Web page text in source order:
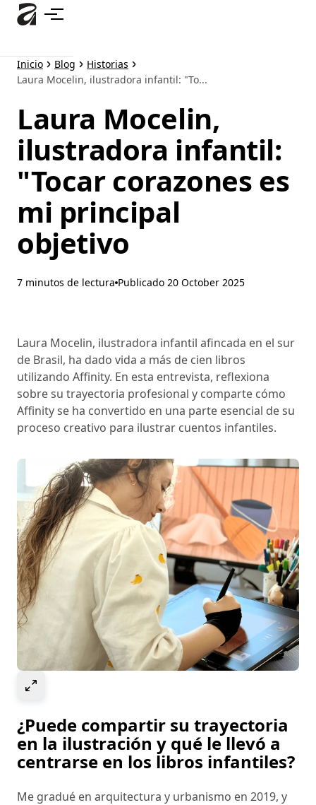
principal
Inicio Blog
Historias
Laura Mocelin, ilustradora infantil: "To...
Laura Mocelin,
ilustradora infantil:
"Tocar corazones es
mi principal
objetivo
7 minutos de lectura Publicado 20 October 2025
Laura Mocelin, ilustradora infantil afincada en el sur
de Brasil, ha dado vida a más de cien libros
utilizando Affinity. En esta entrevista, reflexiona
sobre su trayectoria profesional y comparte cómo
Affinity se ha convertido en una parte esencial de su
proceso creativo para ilustrar cuentos infantiles.
¿Puede compartir su trayectoria
en la ilustración y qué le llevó a
centrarse en los libros infantiles?
Me gradué en arquitectura y urbanismo en 2019, y